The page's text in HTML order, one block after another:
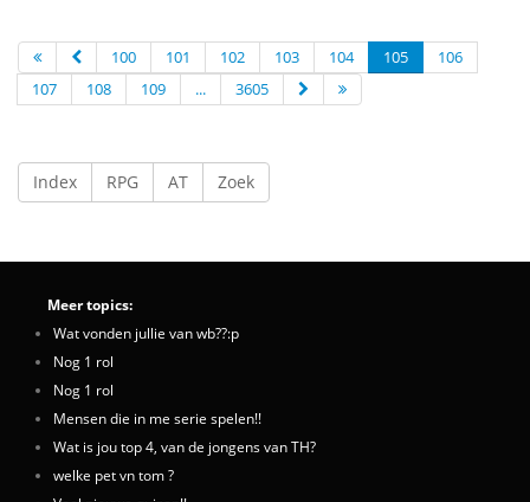
100 101 102 103 104 105
106
107
108 109 ... 3605
Index RPG AT Zoek
Meer topics:
Wat vonden jullie van wb??:p
Nog 1 rol
Nog 1 rol
Mensen die in me serie spelen!!
Wat is jou top 4, van de jongens van TH?
welke pet vn tom ?